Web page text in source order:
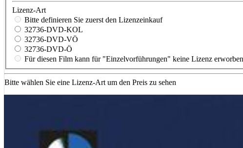
Lizenz-Art
Bitte definieren Sie zuerst den Lizenzeinkauf
32736-DVD-KOL
32736-DVD-VÖ
32736-DVD-Ö
Für diesen Film kann für "Einzelvorführungen" keine Lizenz
Bitte wählen Sie eine Lizenz-Art um den Preis zu sehen